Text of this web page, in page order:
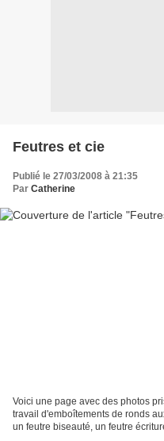
Feutres et cie
Publié le 27/03/2008 à 21:35
Par Catherine
Voici une page avec des photos
travail d'emboîtements de ronds
un feutre biseauté, un feutre